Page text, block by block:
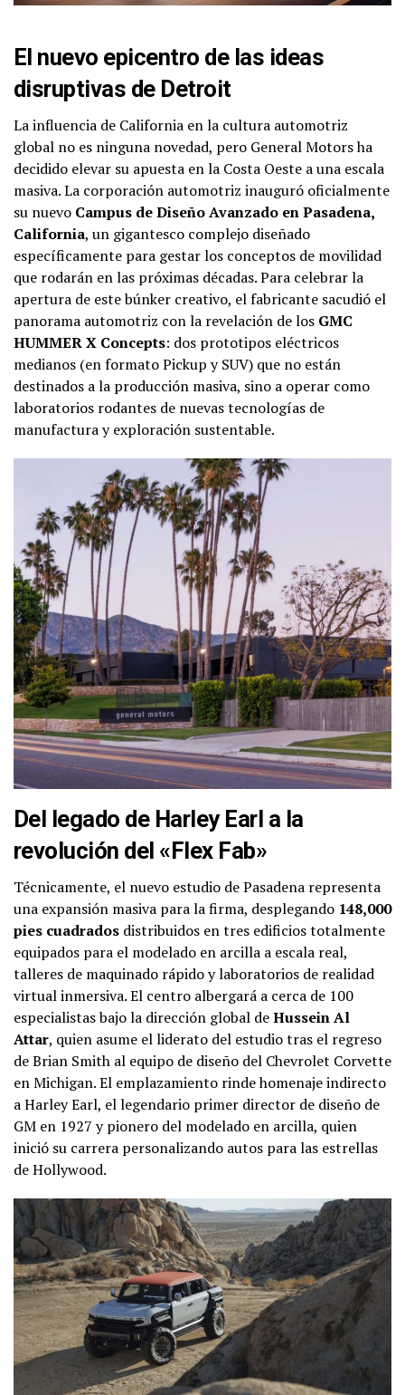
El nuevo epicentro de las ideas
disruptivas de Detroit
La influencia de California en la cultura automotriz
global no es ninguna novedad, pero General Motors ha
decidido elevar su apuesta en la Costa Oeste a una escala
masiva. La corporación automotriz inauguró oficialmente
su nuevo Campus de Diseño Avanzado en Pasadena,
California, un gigantesco complejo diseñado
específicamente para gestar los conceptos de movilidad
que rodarán en las próximas décadas. Para celebrar la
apertura de este búnker creativo, el fabricante sacudió el
panorama automotriz con la revelación de los GMC
HUMMER X Concepts: dos prototipos eléctricos
medianos (en formato Pickup y SUV) que no están
destinados a la producción masiva, sino a operar como
laboratorios rodantes de nuevas tecnologías de
manufactura y exploración sustentable.
Del legado de Harley Earl a la
revolución del «Flex Fab»
Técnicamente, el nuevo estudio de Pasadena representa
una expansión masiva para la firma, desplegando 148,000
pies cuadrados distribuidos en tres edificios totalmente
equipados para el modelado en arcilla a escala real,
talleres de maquinado rápido y laboratorios de realidad
virtual inmersiva. El centro albergará a cerca de 100
especialistas bajo la dirección global deHussein Al
Attar, quien asume el liderato del estudio tras el regreso
de Brian Smith al equipo de diseño del Chevrolet Corvette
en Michigan. El emplazamiento rinde homenaje indirecto
a Harley Earl, el legendario primer director de diseño de
GM en 1927 y pionero del modelado en arcilla, quien
inició su carrera personalizando autos para las estrellas
de Hollywood.